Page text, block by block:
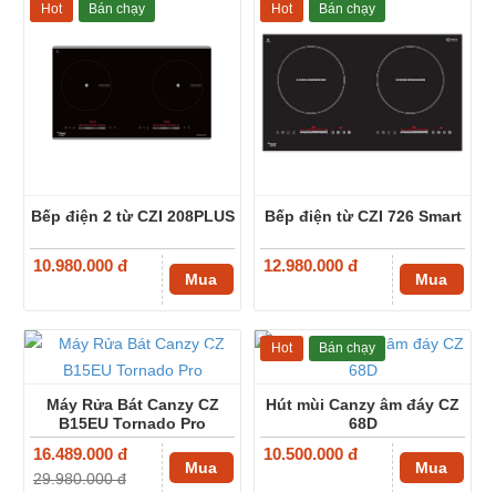
Bếp điện 2 từ CZI 208PLUS
10.980.000 đ
Mua
Hot Bán chạy
Bếp điện từ CZI 726 Smart
12.980.000 đ
Mua
Hot Bán chạy
Máy Rửa Bát Canzy CZ
B15EU Tornado Pro
16.489.000 đ
-45%
29.980.000 đ
Mua
Hút mùi Canzy âm đáy CZ
68D
10.500.000 đ
Mua
Hot Bán chạy